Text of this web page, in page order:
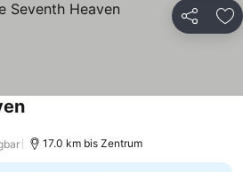
Teilen
17.0 km bis Zentrum